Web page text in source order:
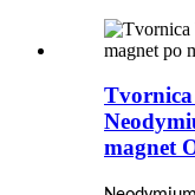
Tvornica
magnet